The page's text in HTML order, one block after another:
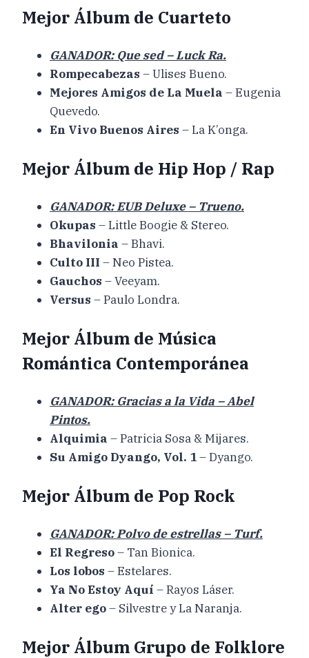
Mejor Álbum de Cuarteto
GANADOR: Que sed – Luck Ra.
Rompecabezas – Ulises Bueno.
Mejores Amigos de La Muela – Eugenia
Quevedo.
En Vivo Buenos Aires – La K’onga.
Mejor Álbum de Hip Hop / Rap
GANADOR: EUB Deluxe – Trueno.
Okupas – Little Boogie & Stereo.
Bhavilonia – Bhavi.
Culto III – Neo Pistea.
Gauchos – Veeyam.
Versus – Paulo Londra.
Mejor Álbum de Música
Romántica Contemporánea
GANADOR: Gracias a la Vida – Abel
Pintos.
Alquimia – Patricia Sosa & Mijares.
Su Amigo Dyango, Vol. 1– Dyango.
Mejor Álbum de Pop Rock
GANADOR: Polvo de estrellas – Turf.
El Regreso– Tan Bionica.
Los lobos – Estelares.
Ya No Estoy Aquí – Rayos Láser.
Alter ego– Silvestre y La Naranja.
Mejor Álbum Grupo de Folklore